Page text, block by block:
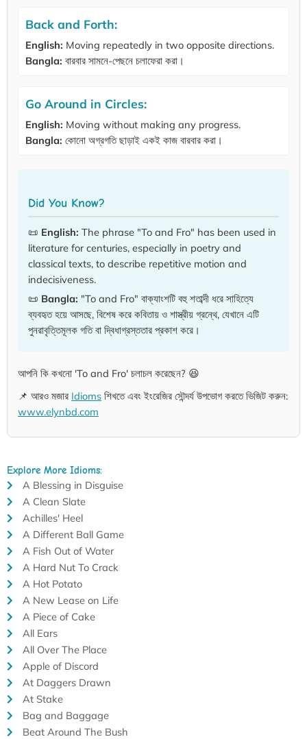
Back and Forth:
English: Moving repeatedly in two opposite directions.
Bangla: বারবার সামনে-পেছনে চলাফেরা করা।
Go Around in Circles:
English: Moving without making any progress.
Bangla: কোনো অগ্রগতি ছাড়াই একই কাজ বারবার করা।
Did You Know?
📜 English: The phrase "To and Fro" has been used in
literature for centuries, especially in poetry and
classical texts, to describe repetitive motion and
indecisiveness.
📜 Bangla: "To and Fro" বাক্যাংশটি বহু শতাব্দী ধরে সাহিত্যে
ব্যবহৃত হয়ে আসছে, বিশেষ করে কবিতায় ও শাস্ত্রীয় গ্রন্থে, যেখানে এটি
পুনরাবৃত্তিমূলক গতি বা দ্বিধাগ্রস্ততার প্রকাশ করে।
আপনি কি কখনো 'To and Fro' চলাচল করেছেন? 😆
📌 আরও মজার Idioms শিখতে এবং ইংরেজির সৌন্দর্য উপভোগ করতে ভিজিট করুন:
www.elynbd.com
Explore More Idioms:
A Blessing in Disguise
A Clean Slate
Achilles' Heel
A Different Ball Game
A Fish Out of Water
A Hard Nut To Crack
A Hot Potato
A New Lease on Life
A Piece of Cake
All Ears
All Over The Place
Apple of Discord
At Daggers Drawn
At Stake
Bag and Baggage
Beat Around The Bush